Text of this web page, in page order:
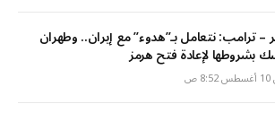
– ترامب: نتعامل بـ”هدوء” مع إيران.. وطهران
بشروطها لإعادة فتح هرمز
ص